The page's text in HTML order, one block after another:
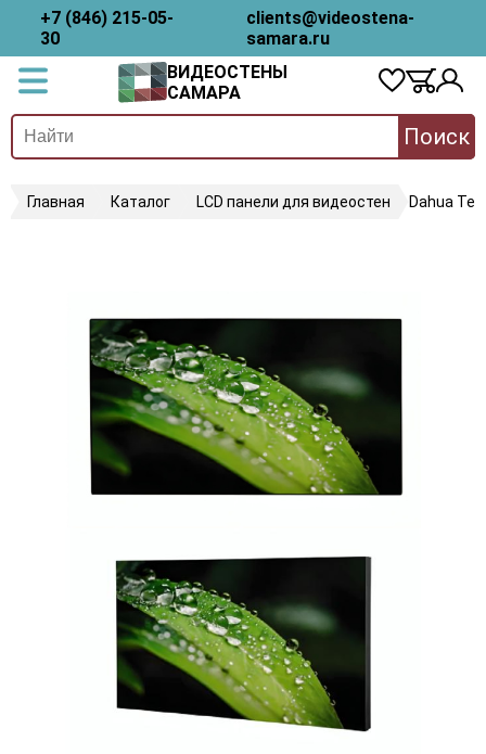
+7 (846) 215-05-
30
clients@videostena-
samara.ru
ВИДЕОСТЕНЫ
САМАРА
Поиск
Главная Каталог LCD панели для видеостен Dahua